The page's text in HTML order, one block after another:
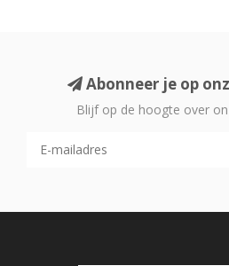
Abonneer je op
Blijf op de hoogte over